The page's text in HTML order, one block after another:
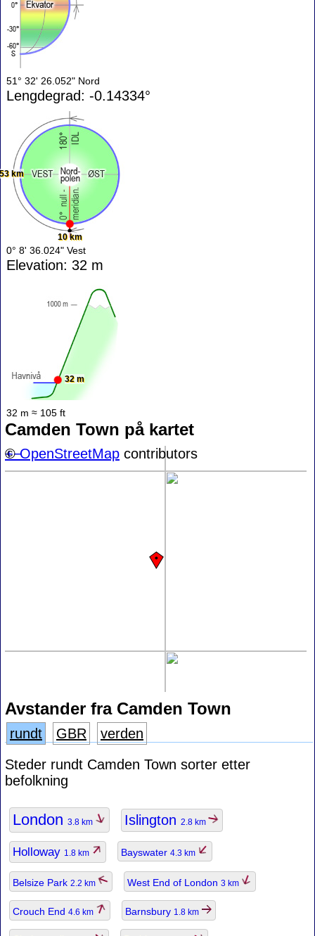
51° 32' 26.052" Nord
Lengdegrad: -0.14334°
10 km
km
0° 8' 36.024" Vest
Elevation: 32 m
32 m
32 m ≈ 105 ft
Camden Town på kartet
+−
©OpenStreetMap contributors
Avstander fra Camden Town
rundt GBR
verden
Steder rundt Camden Town sorter etter
befolkning
London 3.8 km Islington 2.8 km
Holloway 1.8 km Bayswater 4.3 km
Belsize Park 2.2 km West End of London 3 km
Crouch End 4.6 km Barnsbury 1.8 km